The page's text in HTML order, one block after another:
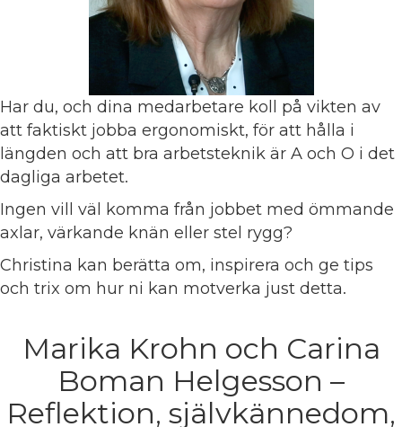
Har du, och dina medarbetare koll på vikten av
att faktiskt jobba ergonomiskt, för att hålla i
längden och att bra arbetsteknik är A och O i det
dagliga arbetet.
Ingen vill väl komma från jobbet med ömmande
axlar, värkande knän eller stel rygg?
Christina kan berätta om, inspirera och ge tips
och trix om hur ni kan motverka just detta.
Marika Krohn och Carina
Boman Helgesson –
Reflektion, självkännedom,